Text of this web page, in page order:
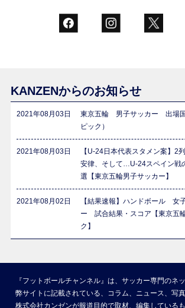
KANZENからのお知らせ
2021年08月03日
東京五輪 男子サッカー 出場
ピック）
2021年08月03日
【U-24日本代表スタメン案】2
安律、そして…U-24スペイン戦
選【東京五輪男子サッカー】
2021年08月02日
【結果速報】ハンドボール 女
ー 試合結果・スコア【東京五
ク】
『フットボールチャンネル』は、サッカー専門のネ
弊サイトに記載されている、コラム、ニュース、写
株式会社カンゼンが報道目的で取材、編集している